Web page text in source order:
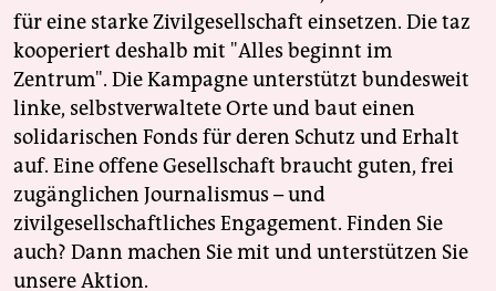
für eine starke Zivilgesellschaft einsetzen. Die taz
kooperiert deshalb mit "Alles beginnt im
Zentrum". Die Kampagne unterstützt bundesweit
linke, selbstverwaltete Orte und baut einen
solidarischen Fonds für deren Schutz und Erhalt
auf. Eine offene Gesellschaft braucht guten, frei
zugänglichen Journalismus – und
zivilgesellschaftliches Engagement. Finden Sie
auch? Dann machen Sie mit und unterstützen Sie
unsere Aktion.